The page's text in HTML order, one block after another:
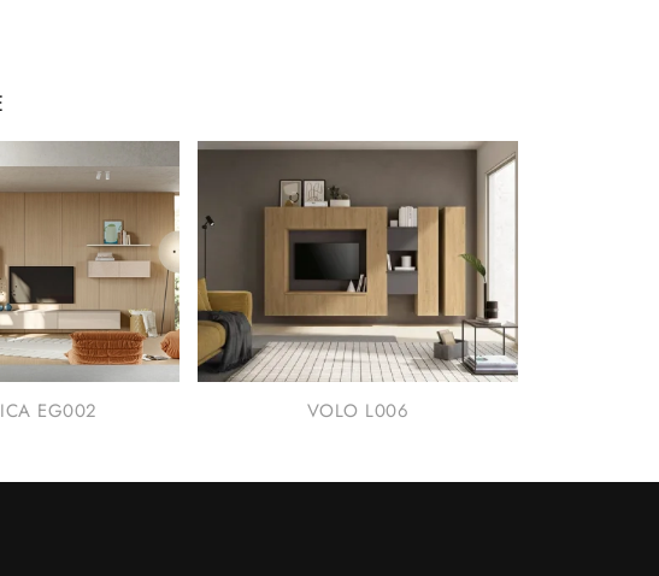
EG002 VOLO L006